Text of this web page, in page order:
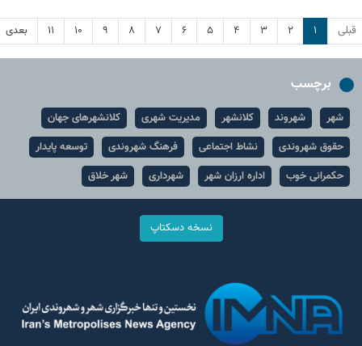
قبلی ۱ ۲ ۳ ۴ ۵ ۶ ۷ ۸ ۹ ۱۰ ۱۱ بعدی
برچسب
شهر شهروند کلانشهر مدیریت شهری
کلانشهرهای جهان
حقوق شهروندی
نشاط اجتماعی فرهنگ شهروندی
توسعه پایدار
حکمرانی خوب
اداره ارزان شهر شهرداری شهر خلاق
نسخه دسکتاپ